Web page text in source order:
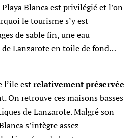
Blanca est privilégié et l’on
le tourisme s’y est
de sable fin, une eau
Lanzarote en toile de fond…
l’ile estrelativement préservée
On retrouve ces maisons basses
de Lanzarote. Malgré son
s’intègre assez